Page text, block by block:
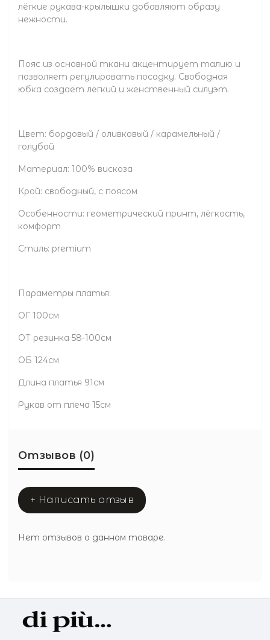
лёгкие рукава-крылышки добавляют образу
нежности.
Пояс из основной ткани акцентирует талию и
позволяет регулировать посадку. Свободная
юбка создаёт лёгкий и женственный силуэт.
Цвет: бордовый / оливковый / карамельный /
голубой
Материал: 100% вискоза
Крой: свободный, с поясом
Особенности: геометрический принт, лёгкость,
комфорт
Стиль: premium
Параметры платья:
ОГ 100см
ОТ резинка 58-100см
ОБ 124см
Длина платья 91см
Рукав от плеча 15см
Отзывов (0)
+ Написать отзыв
Нет отзывов о данном товаре.